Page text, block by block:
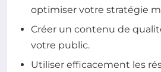
optimiser votre stratégie
Créer un contenu de
votre public.
Utiliser efficacement les